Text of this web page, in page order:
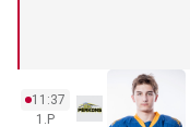
11:37
1.P